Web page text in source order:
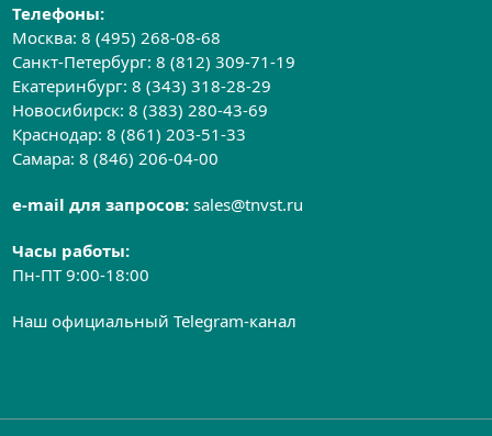
Телефоны:
Москва:8 (495) 268-08-68
Санкт-Петербург:8 (812) 309-71-19
Екатеринбург:8 (343) 318-28-29
Новосибирск:8 (383) 280-43-69
Краснодар:8 (861) 203-51-33
Самара:8 (846) 206-04-00
e-mail для запросов:sales@tnvst.ru
Часы работы:
Пн-ПТ 9:00-18:00
Наш официальный Telegram-канал